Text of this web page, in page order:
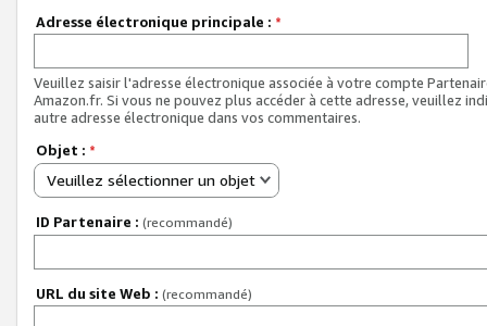
Adresse électronique principale : *
Veuillez saisir l'adresse électronique associée à votre compte
Amazon.fr. Si vous ne pouvez plus accéder à cette adresse, veuillez
autre adresse électronique dans vos commentaires.
Objet : *
Veuillez sélectionner un objet
ID Partenaire : (recommandé)
URL du site Web : (recommandé)